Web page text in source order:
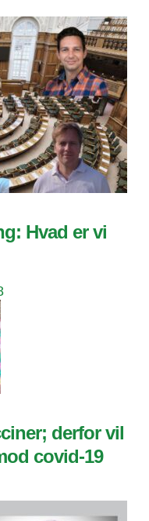
Hvad er vi
derfor vil
covid-19